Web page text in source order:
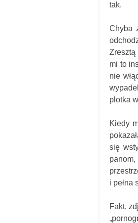
tak.
Chyba
Zresztą
mi to
nie
plotka
Kiedy
się
i pełna
Fakt,